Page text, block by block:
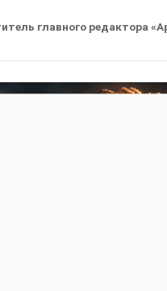
главного редактора